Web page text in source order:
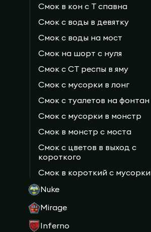
Смок в кон с T спавна
Смок с воды в девятку
Смок с воды на мост
Смок на шорт с нуля
Смок с CT респы в яму
Смок с мусорки в лонг
Смок с туалетов на фонтан
Смок с мусорки в монстр
Смок в монстр с моста
Смок с цветов в выход с
короткого
Смок в короткий с мусорки
Nuke
Mirage
Inferno